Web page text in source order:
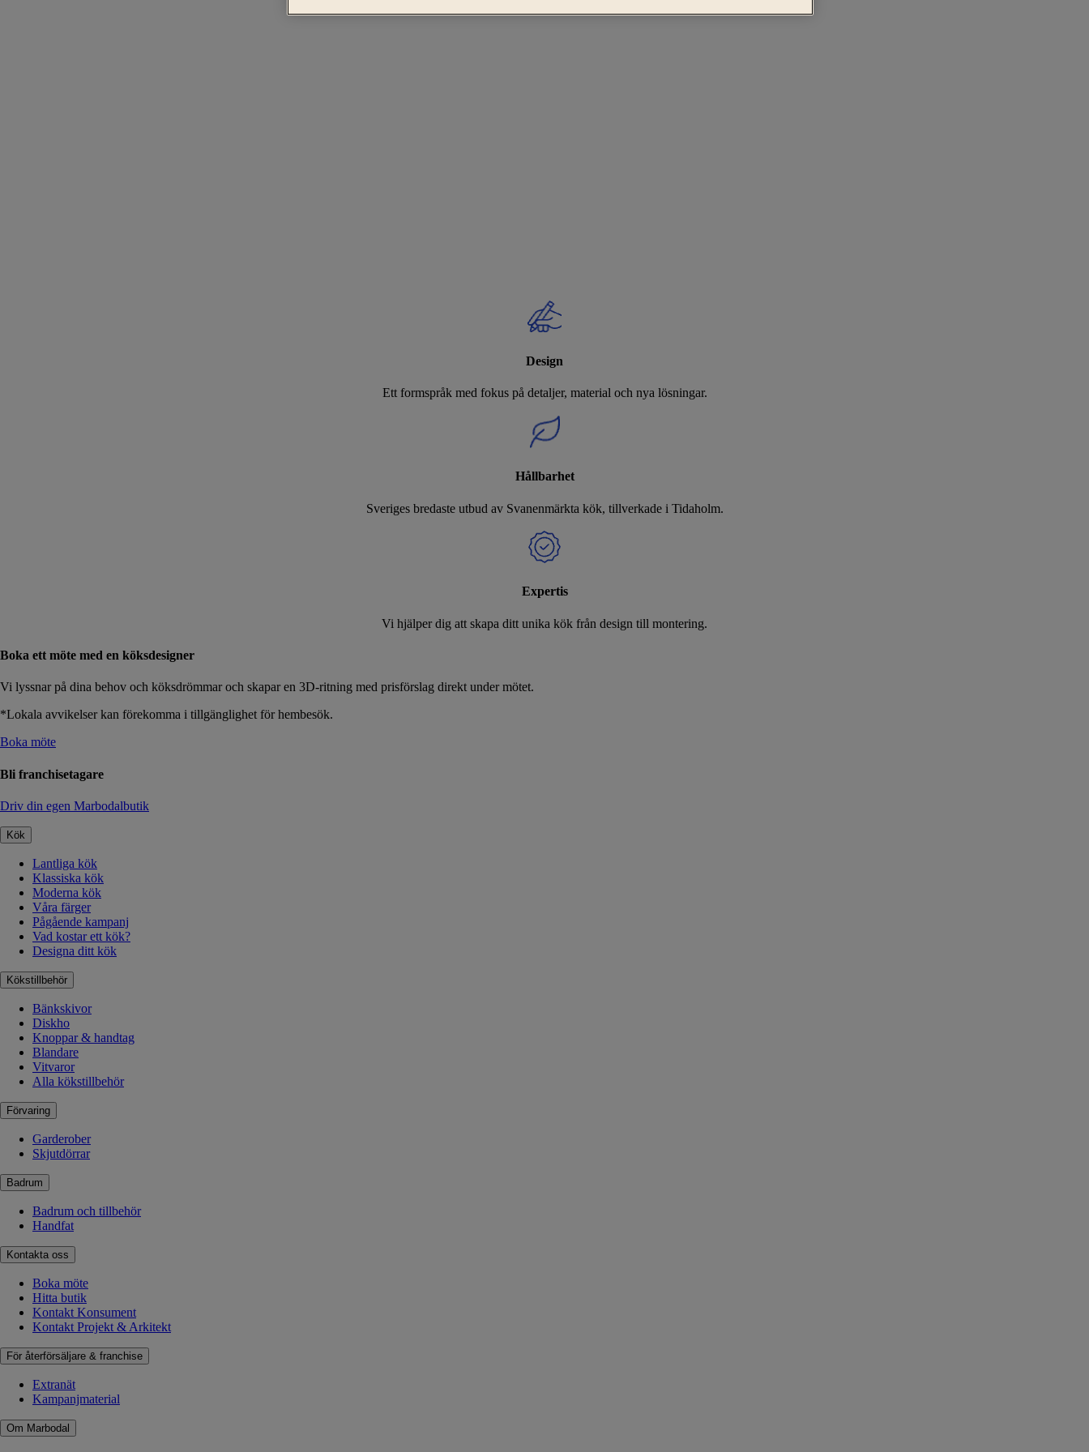
Design
Ett formspråk med fokus på detaljer, material och nya lösningar.
Hållbarhet
Sveriges bredaste utbud av Svanenmärkta kök, tillverkade i Tidaholm.
Expertis
Vi hjälper dig att skapa ditt unika kök från design till montering.
Boka ett möte med en köksdesigner
Vi lyssnar på dina behov och köksdrömmar och skapar en 3D-ritning med prisförslag direkt under mötet.
*Lokala avvikelser kan förekomma i tillgänglighet för hembesök.
Boka möte
Bli franchisetagare
Driv din egen Marbodalbutik
Kök
Lantliga kök
Klassiska kök
Moderna kök
Våra färger
Pågående kampanj
Vad kostar ett kök?
Designa ditt kök
Kökstillbehör
Bänkskivor
Diskho
Knoppar & handtag
Blandare
Vitvaror
Alla kökstillbehör
Förvaring
Garderober
Skjutdörrar
Badrum
Badrum och tillbehör
Handfat
Kontakta oss
Boka möte
Hitta butik
Kontakt Konsument
Kontakt Projekt & Arkitekt
För återförsäljare & franchise
Extranät
Kampanjmaterial
Om Marbodal